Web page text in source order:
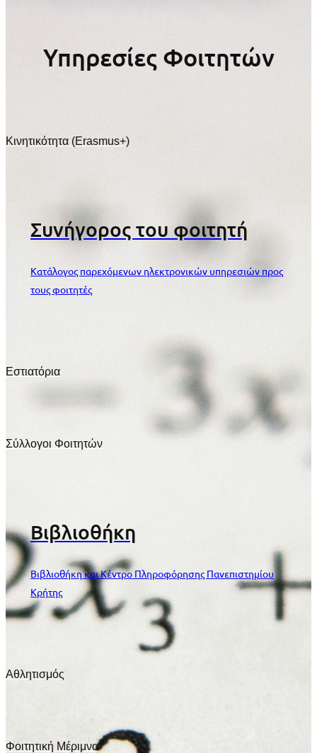
Υπηρεσίες Φοιτητών
Κινητικότητα (Erasmus+)
Συνήγορος του φοιτητή
Κατάλογος παρεχόμενων ηλεκτρονικών υπηρεσιών προς
τους φοιτητές
Εστιατόρια
Σύλλογοι Φοιτητών
Βιβλιοθήκη
Βιβλιοθήκη και Κέντρο Πληροφόρησης Πανεπιστημίου
Κρήτης
Αθλητισμός
Φοιτητική Μέριμνα